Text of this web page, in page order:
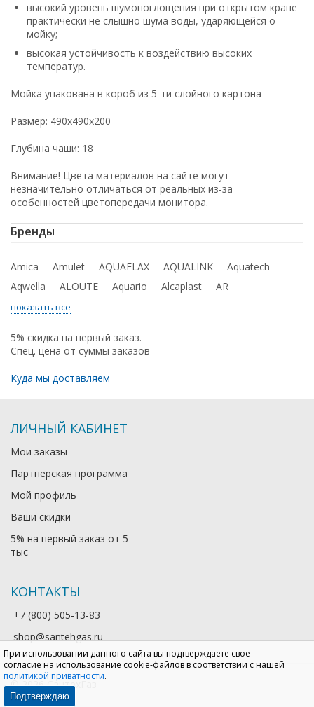
При использовании данного сайта вы подтверждаете свое
согласие на использование cookie-файлов в соответствии с нашей
политикой приватности.
Подтверждаю
высокий уровень шумопоглощения при открытом кране
практически не слышно шума воды, ударяющейся о
мойку;
высокая устойчивость к воздействию высоких
температур.
Мойка упакована в короб из 5-ти слойного картона
Размер: 490х490х200
Глубина чаши: 18
Внимание! Цвета материалов на сайте могут
незначительно отличаться от реальных из-за
особенностей цветопередачи монитора.
Бренды
Amica Amulet AQUAFLAX AQUALINK
Aquatech
Aqwella
ALOUTE Aquario Alcaplast AR
показать все
5% скидка на первый заказ.
Спец. цена от суммы заказов
Куда мы доставляем
ЛИЧНЫЙ КАБИНЕТ
Мои заказы
Партнерская программа
Мой профиль
Ваши скидки
5% на первый заказ от 5
тыс
КОНТАКТЫ
+7 (800) 505-13-83
shop@santehgas.ru
© 2026 СантехГаз